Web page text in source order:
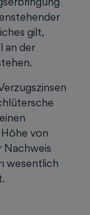
gilt,
an der
von
Nachweis
wesentlich